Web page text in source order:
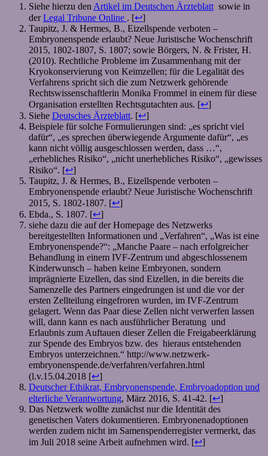
Siehe hierzu den Artikel im Deutschen Ärzteblatt sowie in
derLegal Tribune Online . [↩]
Taupitz, J. & Hermes, B., Eizellspende verboten –
Embryonenspende erlaubt? Neue Juristische Wochenschrift
2015, 1802-1807, S. 1807; sowie Börgers, N. & Frister, H.
(2010). Rechtliche Probleme im Zusammenhang mit der
Kryokonservierung von Keimzellen; für die Legalität des
Verfahrens spricht sich die zum Netzwerk gehörende
Rechtswissenschaftlerin Monika Frommel in einem für diese
Organisation erstellten Rechtsgutachten aus. [↩]
Siehe Deutsches Ärzteblatt. [↩]
Beispiele für solche Formulierungen sind: „es spricht viel
dafür“, „es sprechen überwiegende Argumente dafür“, „es
kann nicht völlig ausgeschlossen werden, dass …“,
„erhebliches Risiko“, „nicht unerhebliches Risiko“, „gewisses
Risiko“. [↩]
Taupitz, J. & Hermes, B., Eizellspende verboten –
Embryonenspende erlaubt? Neue Juristische Wochenschrift
2015, S. 1802-1807. [↩]
Ebda., S. 1807. [↩]
siehe dazu die auf der Homepage des Netzwerks
bereitgestellten Informationen und „Verfahren“, „Was ist eine
Embryonenspende?“: „Manche Paare – nach erfolgreicher
Behandlung in einem IVF-Zentrum und abgeschlossenem
Kinderwunsch – haben keine Embryonen, sondern
imprägnierte Eizellen, das sind Eizellen, in die bereits die
Samenzelle des Partners eingedrungen ist und die vor der
ersten Zellteilung eingefroren wurden, im IVF-Zentrum
gelagert. Wenn das Paar diese Zellen nicht verwerfen lassen
will, dann kann es nach ausführlicher Beratung und
Erlaubnis zum Auftauen dieser Zellen die Freigabeerklärung
zur Spende des Embryos bzw. des hieraus entstehenden
Embryos unterzeichnen.“ http://www.netzwerk-
embryonenspende.de/verfahren/verfahren.html
(l.v.15.04.2018 [↩]
Deutscher Ethikrat, Embryonenspende, Embryoadoption und
elterliche Verantwortung, März 2016, S. 41-42. [↩]
Das Netzwerk wollte zunächst nur die Identität des
genetischen Vaters dokumentieren. Embryonenadoptionen
werden zudem nicht im Samenspenderregister vermerkt, das
im Juli 2018 seine Arbeit aufnehmen wird. [↩]